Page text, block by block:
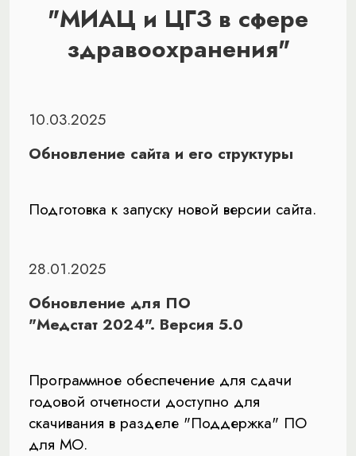
"МИАЦ и ЦГЗ в сфере
здравоохранения"
10.03.2025
Обновление сайта и его структуры
Подготовка к запуску новой версии сайта.
28.01.2025
Обновление для ПО
"Медстат 2024". Версия 5.0
Программное обеспечение для сдачи
годовой отчетности доступно для
скачивания в разделе "Поддержка" ПО
для МО.